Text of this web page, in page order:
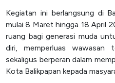
Pejabat Pengelolaan
(PPID)
SPEAK
Lapor
Kegiatan ini berlangsung di
mulai 8 Maret hingga 18 April
ruang bagi generasi muda
diri, memperluas wawasan
sekaligus berperan dalam
Kota Balikpapan kepada